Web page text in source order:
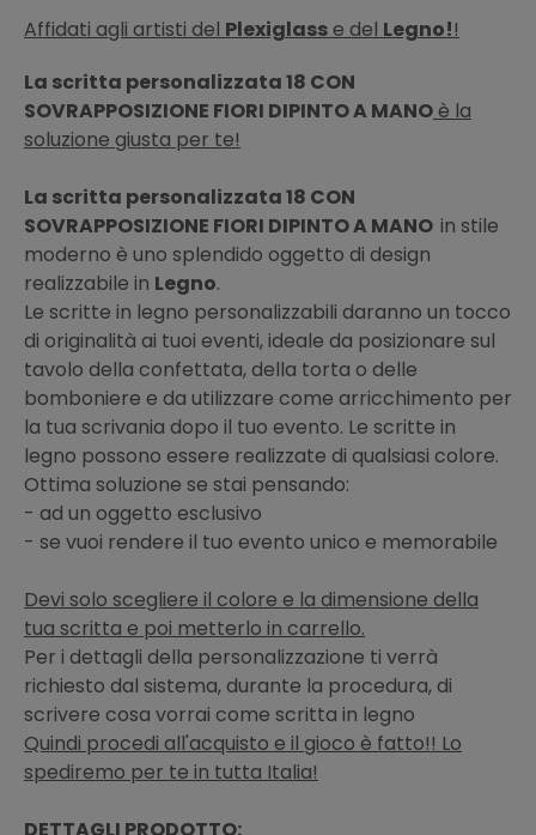
Affidati agli artisti del Plexiglasse del Legno!!
La scritta personalizzata 18 CON
SOVRAPPOSIZIONE FIORI DIPINTO A MANOè la
soluzione giusta per te!
La scritta personalizzata 18 CON
SOVRAPPOSIZIONE FIORI DIPINTO A MANO in stile
moderno è uno splendido oggetto di design
realizzabile in Legno.
Le scritte in legno personalizzabili daranno un tocco
di originalità ai tuoi eventi, ideale da posizionare sul
tavolo della confettata, della torta o delle
bomboniere e da utilizzare come arricchimento per
la tua scrivania dopo il tuo evento. Le scritte in
legno possono essere realizzate di qualsiasi colore.
Ottima soluzione se stai pensando:
- ad un oggetto esclusivo
- se vuoi rendere il tuo evento unico e memorabile
Devi solo scegliere il colore e la dimensione della
tua scritta e poi metterlo in carrello.
Per i dettagli della personalizzazione ti verrà
richiesto dal sistema, durante la procedura, di
scrivere cosa vorrai come scritta in legno
Quindi procedi all'acquisto e il gioco è fatto!! Lo
spediremo per te in tutta Italia!
DETTAGLI PRODOTTO: